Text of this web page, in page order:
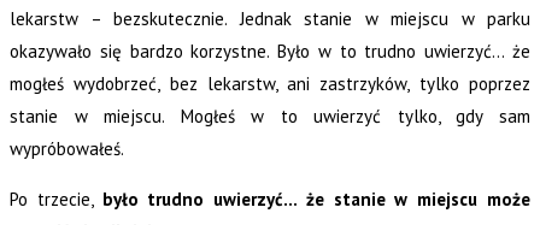
lekarstw – bezskutecznie. Jednak stanie w miejscu w parku
okazywało się bardzo korzystne. Było w to trudno uwierzyć… że
mogłeś wydobrzeć, bez lekarstw, ani zastrzyków, tylko poprzez
stanie w miejscu. Mogłeś w to uwierzyć tylko, gdy sam
wypróbowałeś.
Po trzecie, było trudno uwierzyć… że stanie w miejscu może